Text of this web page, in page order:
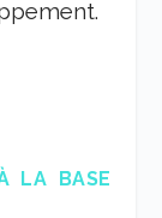
LA BASE